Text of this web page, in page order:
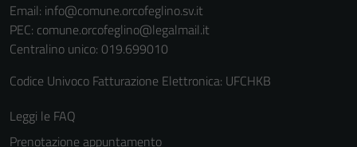
Email: info@comune.orcofeglino.sv.it
PEC: comune.orcofeglino@legalmail.it
Centralino unico: 019.699010
Codice Univoco Fatturazione Elettronica: UFCHKB
Leggi le FAQ
Prenotazione appuntamento